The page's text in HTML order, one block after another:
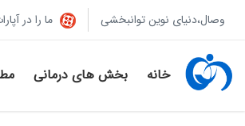
وصال،دنیای نوین توانبخشی ما را در
خانه بخش های درمانی